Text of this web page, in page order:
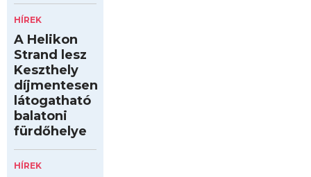
HÍREK
A Helikon
Strand lesz
Keszthely
díjmentesen
látogatható
balatoni
fürdőhelye
HÍREK